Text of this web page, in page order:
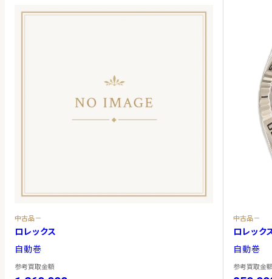
中古品－
ロレックス
自動巻
参考買取金額
中古品－
ロレック
自動巻
参考買取金